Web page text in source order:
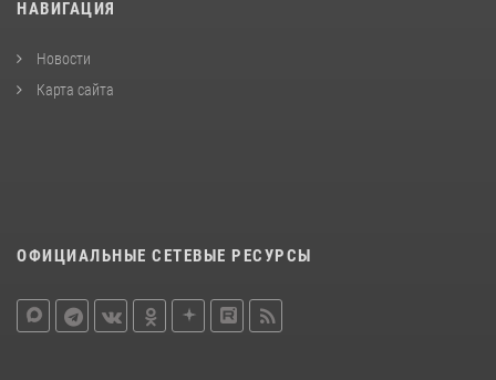
НАВИГАЦИЯ
Новости
Карта сайта
ОФИЦИАЛЬНЫЕ СЕТЕВЫЕ РЕСУРСЫ